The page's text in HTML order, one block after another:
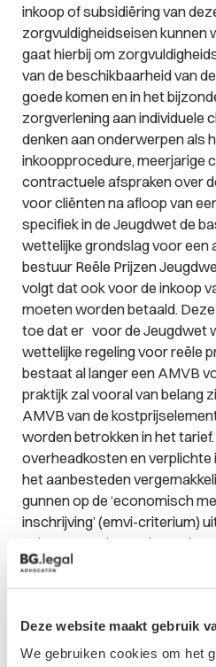
Deze website maakt gebruik
We gebruiken cookies om het
inkoop of subsidiëring van
zorgvuldigheidseisen kunnen
gaat hierbij om
van de beschikbaarheid van
goede komen en in het
zorgverlening aan individuele
denken aan onderwerpen als
inkoopprocedure, meerjarige
contractuele afspraken over
voor cliënten na afloop van
specifiek in de Jeugdwet de
wettelijke grondslag voor een
bestuur Reële Prijzen
volgt dat ook voor de inkoop
moeten worden betaald.
toe dat er voor de Jeugdwet
wettelijke regeling voor reële
bestaat al langer een AMVB
praktijk zal vooral van belang
AMVB van de
worden betrokken in het
overheadkosten en
het aanbesteden
gunnen op de ‘economisch
inschrijving’ (emvi-criterium)
schrappen. Hieraan is eerder